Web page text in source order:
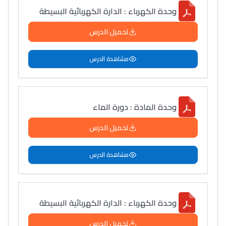
دليل التوجيه
التوجيه بالثانوي و الإعدادي
Ki Derti Liha
باش تقدر تساعد الناس
يلقاو التوازن من الدّاخل
ومن الخارج، بشرى
وحدة الكهرباء : الدارة الكهربائية البسيطة
تحميل الدرس
مشاهدة الدرس
وحدة المادة : دورة الماء
تحميل الدرس
مشاهدة الدرس
وحدة الكهرباء : الدارة الكهربائية البسيطة